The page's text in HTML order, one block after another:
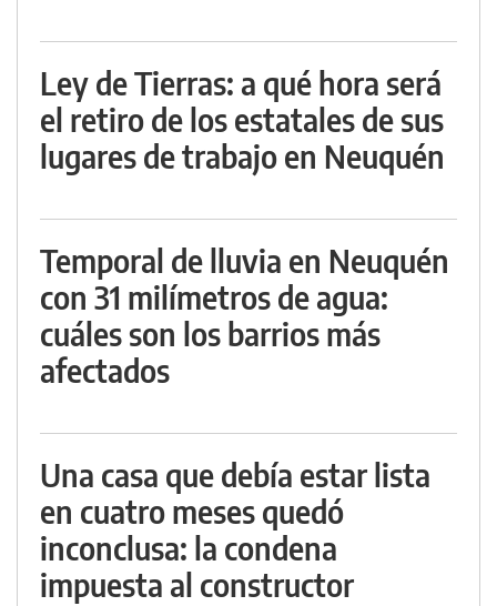
Ley de Tierras: a qué hora será
el retiro de los estatales de sus
lugares de trabajo en Neuquén
Temporal de lluvia en Neuquén
con 31 milímetros de agua:
cuáles son los barrios más
afectados
Una casa que debía estar lista
en cuatro meses quedó
inconclusa: la condena
impuesta al constructor